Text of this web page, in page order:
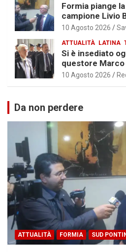
Formia piange
campione Livio
10 Agosto 2026
ATTUALITÀ LATINA
Si è insediato
questore
10 Agosto 2026
Da non perdere
ATTUALITÀ FORMIA SUD